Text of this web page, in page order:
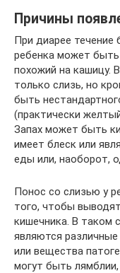
Причины
При диарее
ребенка может
похожий на кашицу.
только слизь, но
быть
(практически
Запах может быть
имеет блеск или
еды или, наоборот,
Понос со слизью у
того, чтобы
кишечника. В таком
являются
или вещества
могут быть